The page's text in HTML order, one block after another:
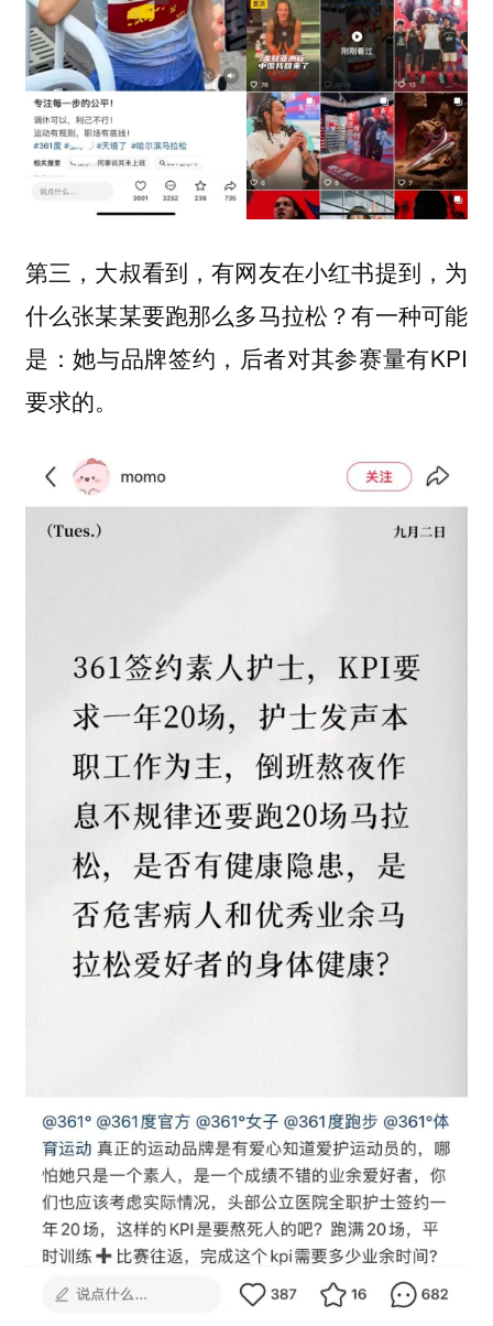
第三，大叔看到，有网友在小红书提到，为
什么张某某要跑那么多马拉松？有一种可能
是：她与品牌签约，后者对其参赛量有KPI
要求的。